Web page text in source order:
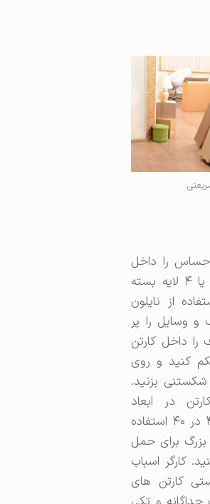
را داخل
کارتن های ۵ لایه یا ۴ لایه بسته
از نایلون
را پر
کارتن
و روی
بزنید.
ابعاد
استاندارد ۶۰ در ۴۰ در ۴۰ استفاده
برای حمل
اسباب
های